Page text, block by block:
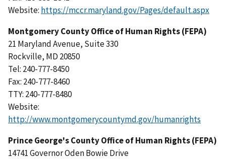
Website: https://mccr.maryland.gov/Pages/default.aspx
Montgomery County Office of Human Rights (FEPA)
21 Maryland Avenue, Suite 330
Rockville, MD 20850
Tel: 240-777-8450
Fax: 240-777-8460
TTY: 240-777-8480
Website:
http://www.montgomerycountymd.gov/humanrights
Prince George's County Office of Human Rights (FEPA)
14741 Governor Oden Bowie Drive